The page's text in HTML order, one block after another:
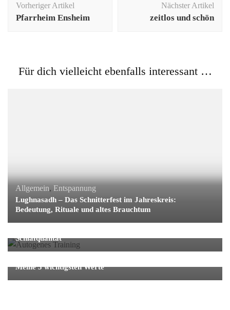
Vorheriger Artikel
Pfarrheim Ensheim
Nächster Artikel
zeitlos und schön
Für dich vielleicht ebenfalls interessant …
Allgemein, Entspannung
Lughnasadh – Das Schnitterfest im Jahreskreis:
Bedeutung, Rituale und altes Brauchtum
Schlafqualität
Meine 3 wichtigsten Werte